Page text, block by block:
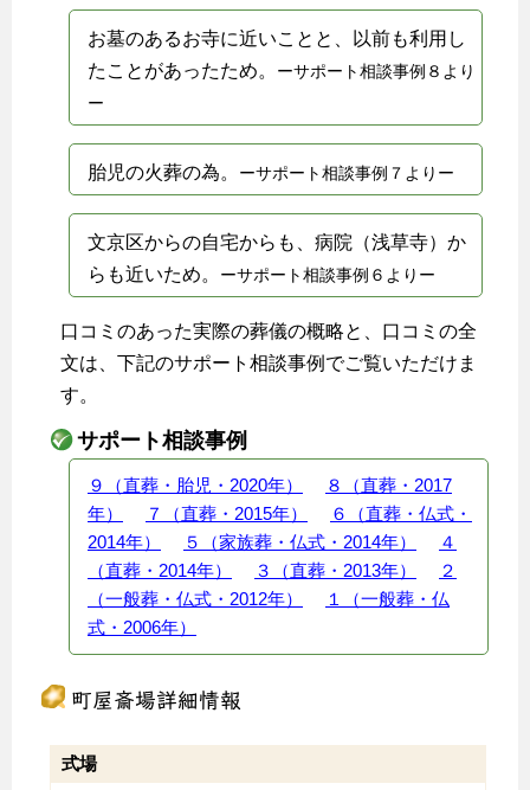
お墓のあるお寺に近いことと、以前も利用し
たことがあったため。 ーサポート相談事例８より
ー
胎児の火葬の為。 ーサポート相談事例７よりー
文京区からの自宅からも、病院（浅草寺）か
らも近いため。 ーサポート相談事例６よりー
口コミのあった実際の葬儀の概略と、口コミの全
文は、下記のサポート相談事例でご覧いただけま
す。
サポート相談事例
９（直葬・胎児・2020年）
８（直葬・2017
年）
７（直葬・2015年）
６（直葬・仏式・
2014年）
５（家族葬・仏式・2014年）
４
（直葬・2014年）
３（直葬・2013年）
２
（一般葬・仏式・2012年）
１（一般葬・仏
式・2006年）
町屋斎場詳細情報
式場